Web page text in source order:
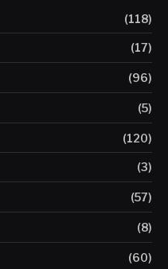
(118)
(17)
(96)
(5)
(120)
(3)
(57)
(8)
(60)